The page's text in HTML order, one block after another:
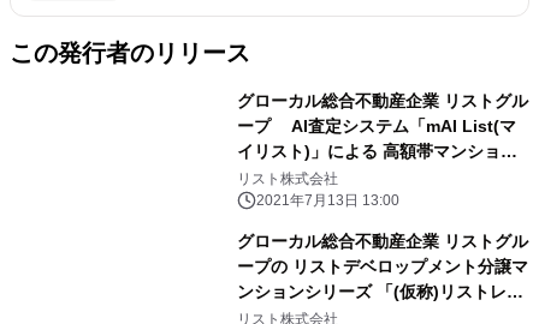
この発行者のリリース
グローカル総合不動産企業 リストグル
ープ AI査定システム「mAI List(マ
イリスト)」による 高額帯マンション
査定額騰落率ランキング
リスト株式会社
2021年7月13日 13:00
グローカル総合不動産企業 リストグル
ープの リストデベロップメント分譲マ
ンションシリーズ 「(仮称)リストレジ
デンス湘南辻堂」着工
リスト株式会社